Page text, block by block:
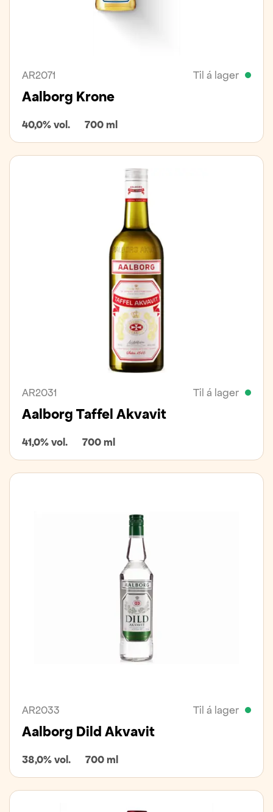
AR2071 Til á lager
Aalborg Krone
40,0% vol. 700 ml
AR2031 Til á lager
Aalborg Taffel Akvavit
41,0% vol. 700 ml
AR2033 Til á lager
Aalborg Dild Akvavit
38,0% vol. 700 ml